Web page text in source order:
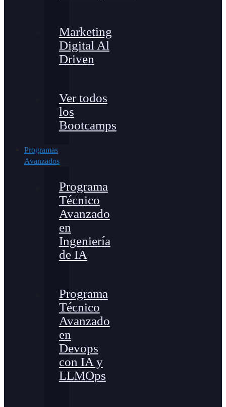
Marketing
Digital Al
Driven
Ver todos
los
Bootcamps
Programas
Avanzados
Programa
Técnico
Avanzado
en
Ingeniería
de IA
Programa
Técnico
Avanzado
en
Devops
con IA y
LLMOps